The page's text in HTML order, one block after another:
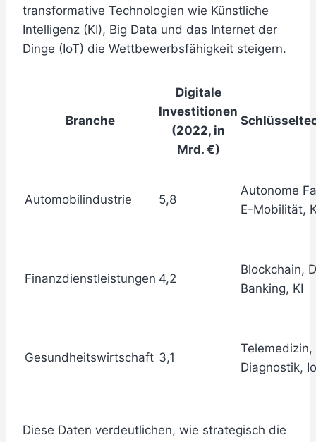
transformative Technologien wie Künstliche
Intelligenz (KI), Big Data und das Internet der
Dinge (IoT) die Wettbewerbsfähigkeit steigern.
Branche
Digitale
Investitionen
(2022, in
Mrd. €)
Automobilindustrie 5,8
Autonome
E-Mobilität,
Finanzdienstleistungen 4,2
Blockchain,
Banking, KI
Gesundheitswirtschaft 3,1
Telemedizin,
Diagnostik,
Diese Daten verdeutlichen, wie strategisch die